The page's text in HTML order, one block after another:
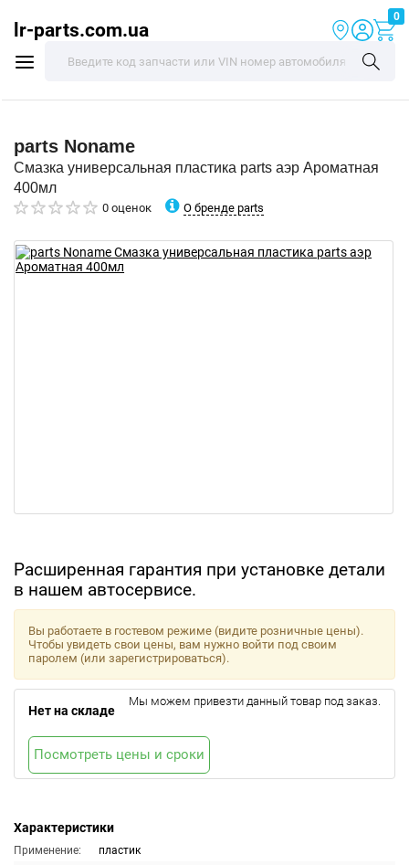
lr-parts.com.ua
0
parts Noname
Смазка универсальная пластика parts аэр Ароматная
400мл
0 оценок О бренде parts
Расширенная гарантия при установке детали
в нашем автосервисе.
Характеристики
Применение:
пластик
Вы работаете в гостевом режиме (видите розничные цены).
Чтобы увидеть свои цены, вам нужно войти под своим
паролем (или зарегистрироваться).
Нет на складе
Мы можем привезти данный товар под заказ.
Посмотреть цены и сроки